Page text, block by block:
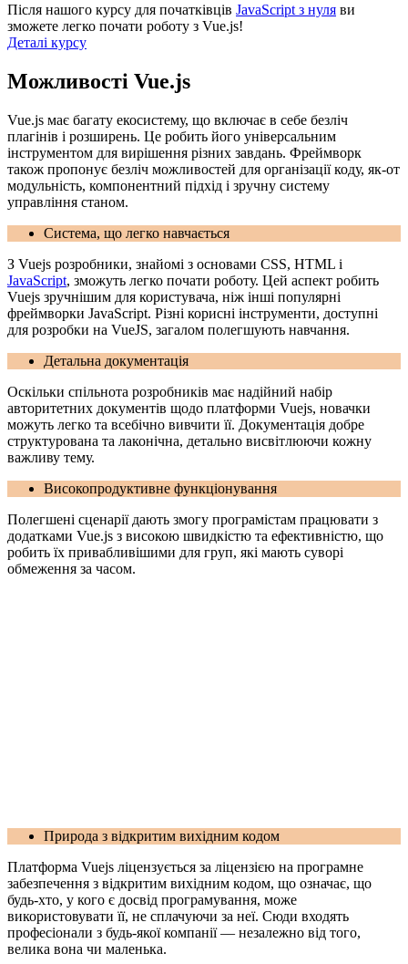
Після нашого курсу для початківців JavaScript з нуля ви
зможете легко почати роботу з Vue.js!
Деталі курсу
Можливості Vue.js
Vue.js має багату екосистему, що включає в себе безліч
плагінів і розширень. Це робить його універсальним
інструментом для вирішення різних завдань. Фреймворк
також пропонує безліч можливостей для організації коду, як-от
модульність, компонентний підхід і зручну систему
управління станом.
Система, що легко навчається
З Vuejs розробники, знайомі з основами CSS, HTML і
JavaScript, зможуть легко почати роботу. Цей аспект робить
Vuejs зручнішим для користувача, ніж інші популярні
фреймворки JavaScript. Різні корисні інструменти, доступні
для розробки на VueJS, загалом полегшують навчання.
Детальна документація
Оскільки спільнота розробників має надійний набір
авторитетних документів щодо платформи Vuejs, новачки
можуть легко та всебічно вивчити її. Документація добре
структурована та лаконічна, детально висвітлюючи кожну
важливу тему.
Високопродуктивне функціонування
Полегшені сценарії дають змогу програмістам працювати з
додатками Vue.js з високою швидкістю та ефективністю, що
робить їх привабливішими для груп, які мають суворі
обмеження за часом.
Природа з відкритим вихідним кодом
Платформа Vuejs ліцензується за ліцензією на програмне
забезпечення з відкритим вихідним кодом, що означає, що
будь-хто, у кого є досвід програмування, може
використовувати її, не сплачуючи за неї. Сюди входять
професіонали з будь-якої компанії — незалежно від того,
велика вона чи маленька.